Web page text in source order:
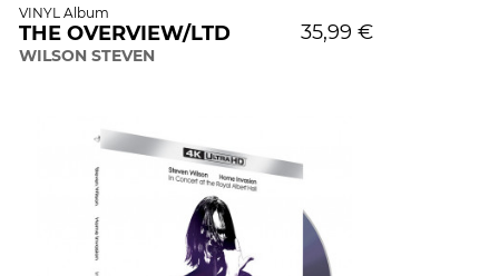
35,99 €
VINYL Album
THE OVERVIEW/LTD
WILSON STEVEN